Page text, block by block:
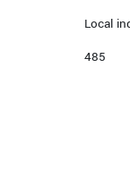
Local
485